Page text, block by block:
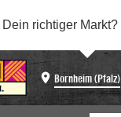
Dein richtiger Markt?
Bornheim (Pfalz)